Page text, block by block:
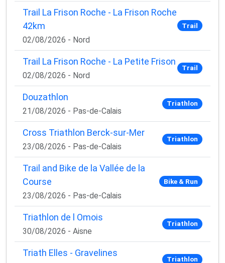
Trail La Frison Roche - La Frison Roche
42km
02/08/2026 - Nord
Trail
Trail La Frison Roche - La Petite Frison
02/08/2026 - Nord
Trail
Douzathlon
21/08/2026 - Pas-de-Calais
Triathlon
Cross Triathlon Berck-sur-Mer
23/08/2026 - Pas-de-Calais
Triathlon
Trail and Bike de la Vallée de la
Course
23/08/2026 - Pas-de-Calais
Bike & Run
Triathlon de l Omois
30/08/2026 - Aisne
Triathlon
Triath Elles - Gravelines
Triathlon